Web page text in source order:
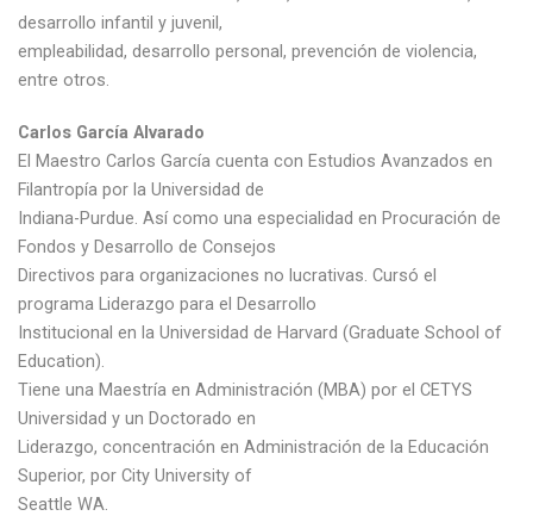
desarrollo infantil y juvenil,
empleabilidad, desarrollo personal, prevención de violencia,
entre otros.
Carlos García Alvarado
El Maestro Carlos García cuenta con Estudios Avanzados en
Filantropía por la Universidad de
Indiana-Purdue. Así como una especialidad en Procuración de
Fondos y Desarrollo de Consejos
Directivos para organizaciones no lucrativas. Cursó el
programa Liderazgo para el Desarrollo
Institucional en la Universidad de Harvard (Graduate School of
Education).
Tiene una Maestría en Administración (MBA) por el CETYS
Universidad y un Doctorado en
Liderazgo, concentración en Administración de la Educación
Superior, por City University of
Seattle WA.